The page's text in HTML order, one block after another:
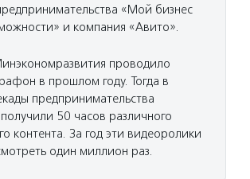
«Мой бизнес
и компания «Авито».
проводило
в прошлом году. Тогда в
предпринимательства
50 часов различного
контента. За год эти видеоролики
один миллион раз.